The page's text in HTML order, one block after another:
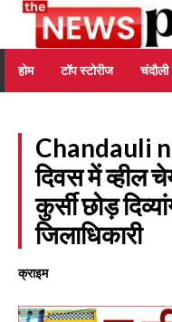
होम टॉप स्टोरीज चंदौली
Chandauli
दिवस में व्हील
कुर्सी छोड़
जिलाधिकारी
क्राइम